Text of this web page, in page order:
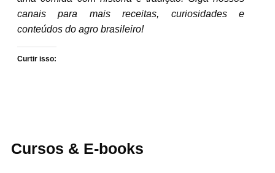
canais para mais receitas, curiosidades e
conteúdos do agro brasileiro!
Curtir isso:
Cursos & E-books